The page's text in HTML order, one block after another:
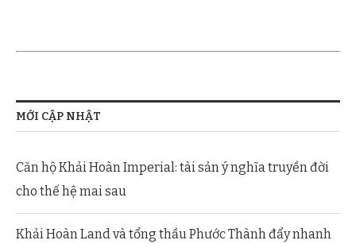
MỚI CẬP NHẬT
Căn hộ Khải Hoàn Imperial: tài sản ý nghĩa truyền đời
cho thế hệ mai sau
Khải Hoàn Land và tổng thầu Phước Thành đẩy nhanh